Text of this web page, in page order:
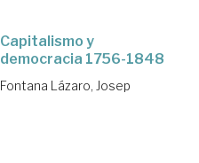
Capitalismo y
democracia 1756-1848
Fontana Lázaro, Josep